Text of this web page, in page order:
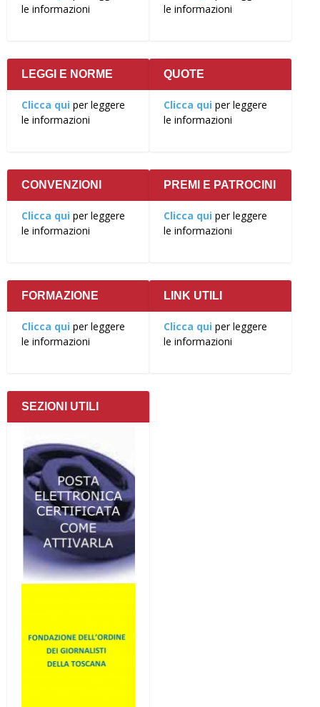
le informazioni
le informazioni
LEGGI E NORME
Clicca qui per leggere
le informazioni
QUOTE
Clicca qui per leggere
le informazioni
CONVENZIONI
Clicca qui per leggere
le informazioni
PREMI E PATROCINI
Clicca qui per leggere
le informazioni
FORMAZIONE
Clicca qui per leggere
le informazioni
LINK UTILI
Clicca qui per leggere
le informazioni
SEZIONI UTILI